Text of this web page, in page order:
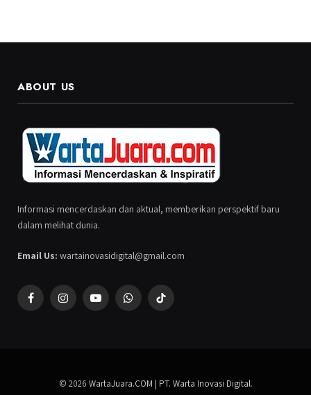
ABOUT US
Informasi mencerdaskan dan aktual, memberikan perspektif baru
dalam melihat dunia.
Email Us: wartainovasidigital@gmail.com
FacebookInstagramYouTubeWhatsAppTikTok
© 2026 WartaJuara.COM | PT. Warta Inovasi Digital.